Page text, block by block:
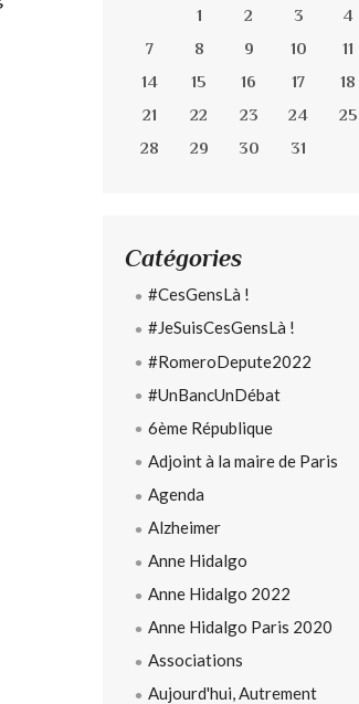
1 2 3 4
7
8 9 10 11
14
15 16 17 18
21
22 23 24 25
28
29 30 31
Catégories
#CesGensLà !
#JeSuisCesGensLà !
#RomeroDepute2022
#UnBancUnDébat
6ème République
Adjoint à la maire de Paris
Agenda
Alzheimer
Anne Hidalgo
Anne Hidalgo 2022
Anne Hidalgo Paris 2020
Associations
Aujourd'hui, Autrement